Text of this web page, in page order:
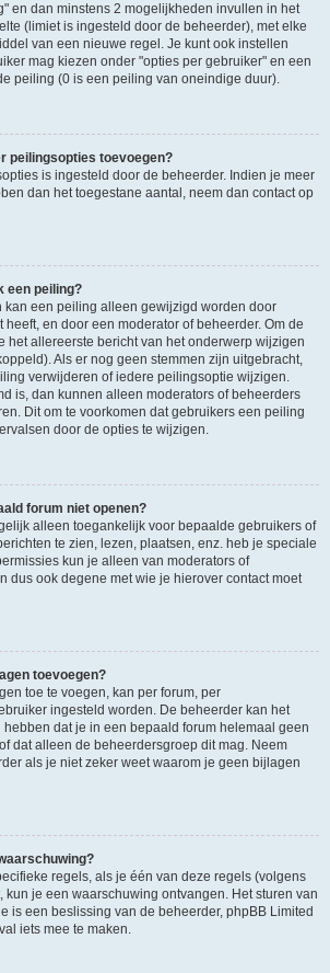
en dan minstens 2 mogelijkheden invullen in het
(limiet is ingesteld door de beheerder), met elke
van een nieuwe regel. Je kunt ook instellen
mag kiezen onder "opties per gebruiker" en een
peiling (0 is een peiling van oneindige duur).
peilingsopties toevoegen?
is ingesteld door de beheerder. Indien je meer
dan het toegestane aantal, neem dan contact op
een peiling?
kan een peiling alleen gewijzigd worden door
en door een moderator of beheerder. Om de
het allereerste bericht van het onderwerp wijzigen
Als er nog geen stemmen zijn uitgebracht,
verwijderen of iedere peilingsoptie wijzigen.
is, dan kunnen alleen moderators of beheerders
Dit om te voorkomen dat gebruikers een peiling
door de opties te wijzigen.
forum niet openen?
alleen toegankelijk voor bepaalde gebruikers of
te zien, lezen, plaatsen, enz. heb je speciale
kun je alleen van moderators of
dus ook degene met wie je hierover contact moet
toevoegen?
toe te voegen, kan per forum, per
ingesteld worden. De beheerder kan het
dat je in een bepaald forum helemaal geen
dat alleen de beheerdersgroep dit mag. Neem
als je niet zeker weet waarom je geen bijlagen
regels, als je één van deze regels (volgens
kun je een waarschuwing ontvangen. Het sturen van
is een beslissing van de beheerder, phpBB Limited
iets mee te maken.